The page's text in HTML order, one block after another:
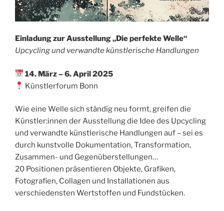
Einladung zur Ausstellung „Die perfekte Welle“
Upcycling und verwandte künstlerische Handlungen
14. März – 6. April 2025
Künstlerforum Bonn
Wie eine Welle sich ständig neu formt, greifen die
Künstler:innen der Ausstellung die Idee des Upcycling
und verwandte künstlerische Handlungen auf – sei es
durch kunstvolle Dokumentation, Transformation,
Zusammen- und Gegenüberstellungen…
20 Positionen präsentieren Objekte, Grafiken,
Fotografien, Collagen und Installationen aus
verschiedensten Wertstoffen und Fundstücken.